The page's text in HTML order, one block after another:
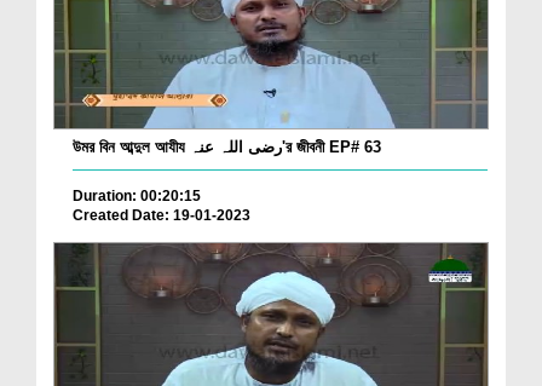
উমর বিন আব্দুল আযীয رضی اللہ عنہ'র জীবনী EP# 63
Duration: 00:20:15
Created Date: 19-01-2023